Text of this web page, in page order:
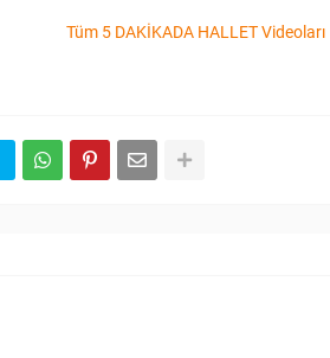
Tüm 5 DAKİKADA HALLET Videoları